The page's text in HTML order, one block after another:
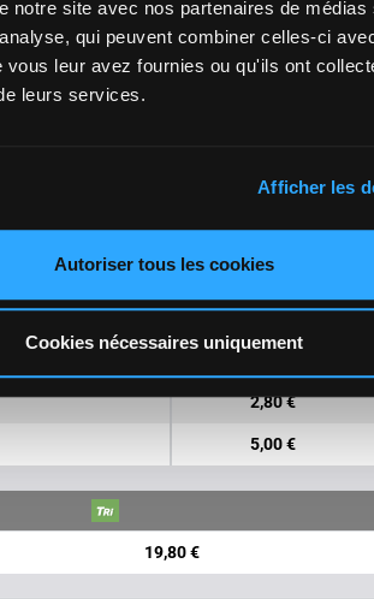
notre site avec nos partenaires de médias
qui peuvent combiner celles-ci
vous leur avez fournies ou qu'ils ont
leurs services.
Afficher les
Autoriser tous les cookies
Cookies nécessaires uniquement
FORECAST
2,80 €
5,00 €
19,80 €